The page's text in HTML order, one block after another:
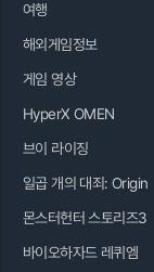
여행
해외게임정보
게임 영상
HyperX OMEN
브이 라이징
일곱 개의 대죄: Origin
몬스터헌터 스토리즈3
바이오하자드 레퀴엠